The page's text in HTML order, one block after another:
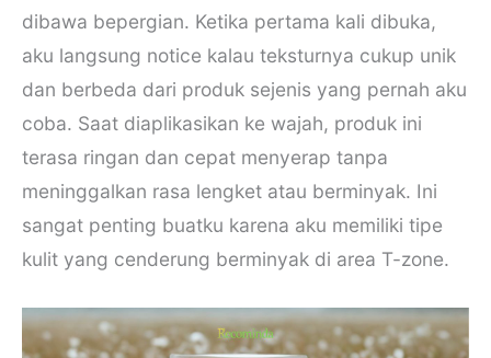
dibawa bepergian. Ketika pertama kali dibuka,
aku langsung notice kalau teksturnya cukup unik
dan berbeda dari produk sejenis yang pernah aku
coba. Saat diaplikasikan ke wajah, produk ini
terasa ringan dan cepat menyerap tanpa
meninggalkan rasa lengket atau berminyak. Ini
sangat penting buatku karena aku memiliki tipe
kulit yang cenderung berminyak di area T-zone.